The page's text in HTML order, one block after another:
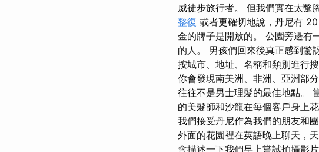
威徒步旅行者。 但我們實在太蹩
整復 或者更確切地說，丹尼有
金的牌子是開放的。 公園旁邊有
的人。 男孩們回來後真正感到驚
按城市、地址、名稱和類別進行
你會發現南美洲、非洲、亞洲部
往往不是男士理髮的最佳地點。
的美髮師和沙龍在每個客戶身上
我們接受丹尼作為我們的朋友和
外面的花園裡在英語晚上聊天，
會描述一下我們早上嘗試拍攝影